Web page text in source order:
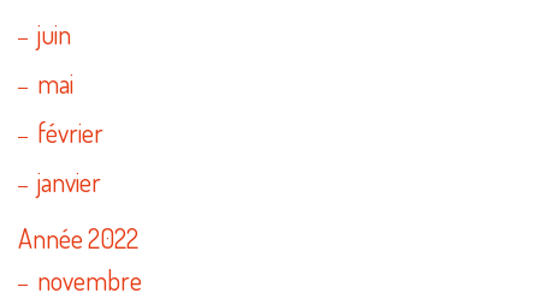
juin
mai
février
janvier
Année 2022
novembre